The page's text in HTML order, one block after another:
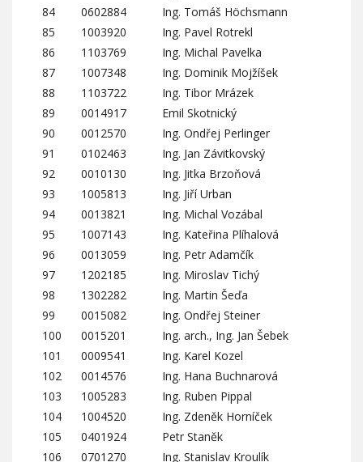
84
0602884
Ing. Tomáš Höchsmann
85
1003920
Ing. Pavel Rotrekl
86
1103769
Ing. Michal Pavelka
87
1007348
Ing. Dominik Mojžíšek
88
1103722
Ing. Tibor Mrázek
89
0014917
Emil Skotnický
90
0012570
Ing. Ondřej Perlinger
91
0102463
Ing. Jan Závitkovský
92
0010130
Ing. Jitka Brzoňová
93
1005813
Ing. Jiří Urban
94
0013821
Ing. Michal Vozábal
95
1007143
Ing. Kateřina Plíhalová
96
0013059
Ing. Petr Adamčík
97
1202185
Ing. Miroslav Tichý
98
1302282
Ing. Martin Šeďa
99
0015082
Ing. Ondřej Steiner
100
0015201
Ing. arch., Ing. Jan Šebek
101
0009541
Ing. Karel Kozel
102
0014576
Ing. Hana Buchnarová
103
1005283
Ing. Ruben Pippal
104
1004520
Ing. Zdeněk Horníček
105
0401924
Petr Staněk
106
0701270 Ing. Stanislav Kroulík